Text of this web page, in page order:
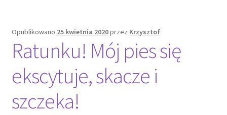
Podniebienie oraz Spod Znaku Psa
broszura sylwestrowa
Opublikowano 25 kwietnia 2020przez Krzysztof
Ratunku! Mój pies się
ekscytuje, skacze i
szczeka!